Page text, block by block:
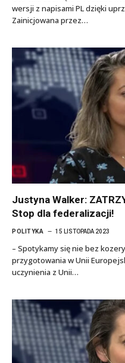
wersji z napisami PL dzięki
Zainicjowana przez…
Justyna Walker:
Stop dla federalizacji!
POLITYKA 15 LISTOPADA 2023
– Spotykamy się nie bez
przygotowania w Unii
uczynienia z Unii…